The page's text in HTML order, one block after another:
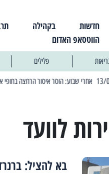
חדשות בקהילה
הווטסאפ האדום
פלילים
לוועד
בא להציל: